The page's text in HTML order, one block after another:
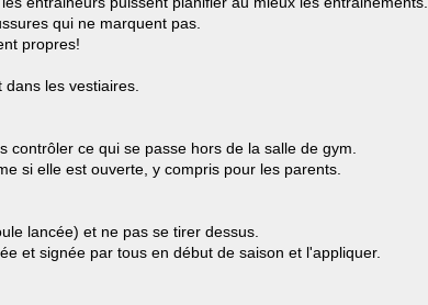
qui ne marquent pas.
propres!
les vestiaires.
contrôler ce qui se passe hors de la salle de gym.
si elle est ouverte, y compris pour les parents.
lancée) et ne pas se tirer dessus.
et signée par tous en début de saison et l'appliquer.